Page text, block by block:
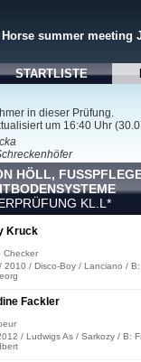
Horse summer meeting
STARTLISTE
in dieser Prüfung.
um 16:40 Uhr
HÖLL,
KL.L*
Kruck
Checker
2010 / Disco-Boy / Lanciano /
Fackler
/ Ludwigs As / Sarkozy / B: